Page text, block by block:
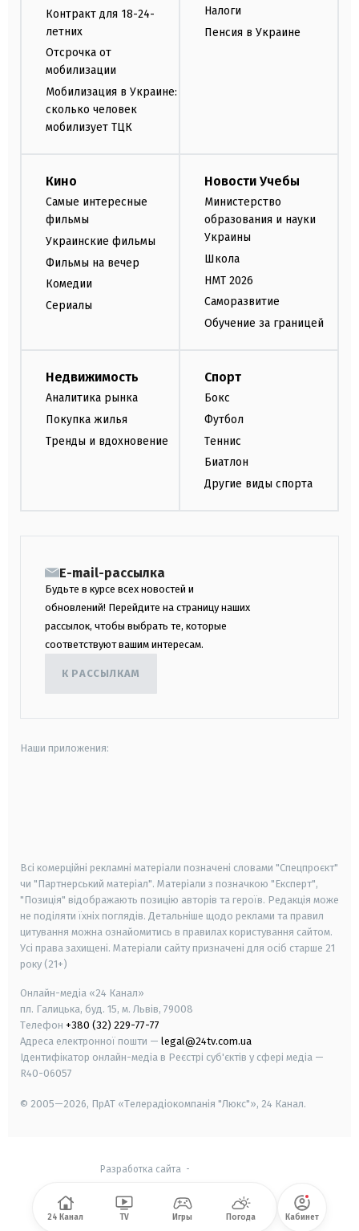
Контракт для 18-24-
летних
Отсрочка от
мобилизации
Мобилизация в Украине:
сколько человек
мобилизует ТЦК
Налоги
Пенсия в Украине
Кино
Самые интересные
фильмы
Украинские фильмы
Фильмы на вечер
Комедии
Сериалы
Новости Учебы
Министерство
образования и науки
Украины
Школа
НМТ 2026
Саморазвитие
Обучение за границей
Недвижимость
Аналитика рынка
Покупка жилья
Тренды и вдохновение
Спорт
Бокс
Футбол
Теннис
Биатлон
Другие виды спорта
E-mail-рассылка
Будьте в курсе всех новостей и
обновлений! Перейдите на страницу наших
рассылок, чтобы выбрать те, которые
соответствуют вашим интересам.
К РАССЫЛКАМ
Наши приложения:
Всі комерційні рекламні матеріали позначені словами "Спецпроєкт"
чи "Партнерський матеріал". Матеріали з позначкою "Експерт",
"Позиція" відображають позицію авторів та героїв. Редакція може
не поділяти їхніх поглядів. Детальніше щодо реклами та правил
цитування можна ознайомитись в правилах користування сайтом.
Усі права захищені. Матеріали сайту призначені для осіб старше 21
року (21+)
Онлайн-медіа «24 Канал»
пл. Галицька, буд. 15, м. Львів, 79008
Телефон +380 (32) 229-77-77
Адреса електронної пошти — legal@24tv.com.ua
Ідентифікатор онлайн-медіа в Реєстрі суб'єктів у сфері медіа —
R40-06057
© 2005—2026, ПрАТ «Телерадіокомпанія "Люкс"», 24 Канал.
Разработка сайта -
24 Канал TV Игры Погода Кабинет